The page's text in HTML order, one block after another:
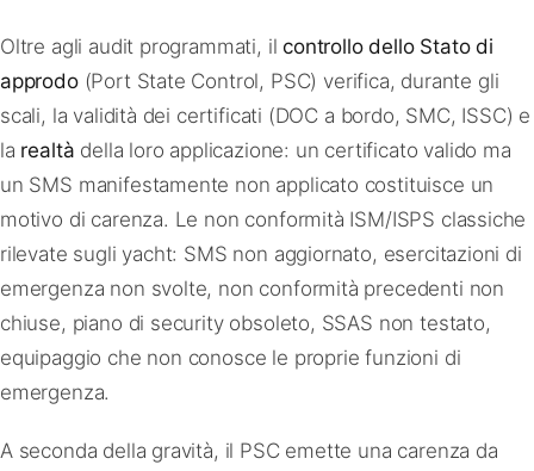
Oltre agli audit programmati, ilcontrollo dello Stato di
approdo(Port State Control, PSC) verifica, durante gli
scali, la validità dei certificati (DOC a bordo, SMC, ISSC) e
la realtà della loro applicazione: un certificato valido ma
un SMS manifestamente non applicato costituisce un
motivo di carenza. Le non conformità ISM/ISPS classiche
rilevate sugli yacht: SMS non aggiornato, esercitazioni di
emergenza non svolte, non conformità precedenti non
chiuse, piano di security obsoleto, SSAS non testato,
equipaggio che non conosce le proprie funzioni di
emergenza.
A seconda della gravità, il PSC emette una carenza da